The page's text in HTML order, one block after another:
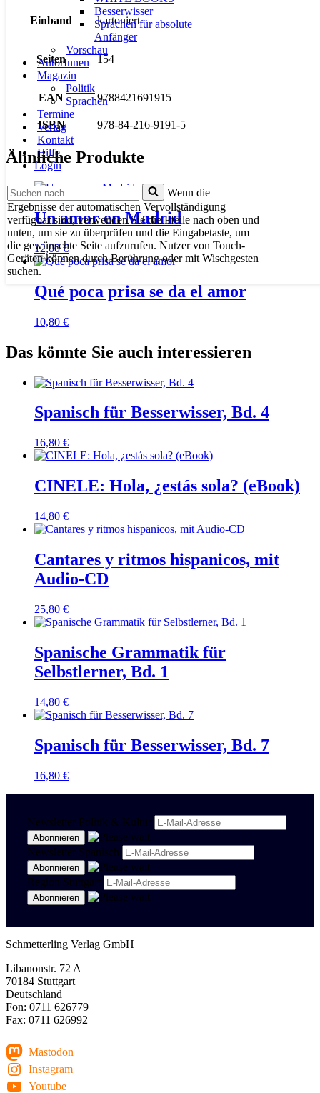
Besserwisser
Sprachen für absolute
Anfänger
Vorschau
AutorInnen
Magazin
Politik
Sprachen
Termine
Verlag
Kontakt
Hilfe
Login
Suchen
nach …
Wenn die
Ergebnisse der automatischen Vervollständigung
verfügbar sind, verwenden Sie die Pfeile nach oben und
unten, um sie zu überprüfen und die Eingabetaste, um
die gewünschte Seite aufzurufen. Nutzer von Touch-
Geräten können durch Berührung oder mit Wischgesten
suchen.
Einband kartoniert
Seiten 154
EAN 9788421691915
ISBN 978-84-216-9191-5
Ähnliche Produkte
Un amor en Madrid
12,00€
Qué poca prisa se da el amor
10,80 €
Das könnte Sie auch interessieren
Spanisch für Besserwisser, Bd. 4
16,80 €
CINELE: Hola, ¿estás sola? (eBook)
14,80 €
Cantares y ritmos hispanicos, mit
Audio-CD
25,80 €
Spanische Grammatik für
Selbstlerner, Bd. 1
14,80 €
Spanisch für Besserwisser, Bd. 7
16,80 €
Newsletter Politik & Kultur
Newsletter Spanisch
Region Stuttgart
Schmetterling Verlag GmbH
Libanonstr. 72 A
70184 Stuttgart
Deutschland
Fon: 0711 626779
Fax: 0711 626992
Mastodon
Instagram
Youtube